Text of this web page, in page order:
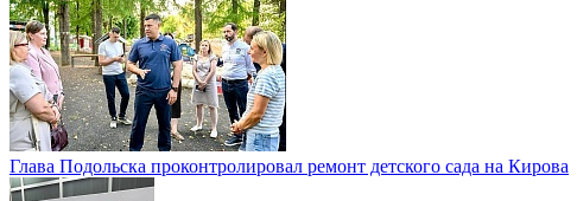
Глава Подольска проконтролировал ремонт детского сада на Кирова